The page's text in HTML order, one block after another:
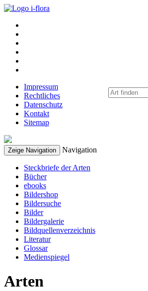
Impressum
Rechtliches
Datenschutz
Kontakt
Sitemap
Zeige Navigation Navigation
Steckbriefe der Arten
Bücher
ebooks
Bildershop
Bildersuche
Bilder
Bildergalerie
Bildquellenverzeichnis
Literatur
Glossar
Medienspiegel
Arten